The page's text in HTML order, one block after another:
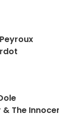
& The